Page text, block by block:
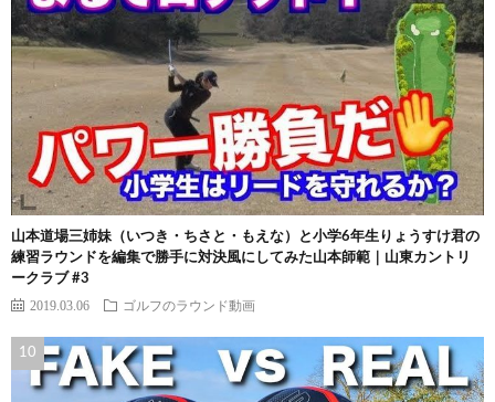
山本道場三姉妹（いつき・ちさと・もえな）と小学6年生りょうすけ君の
練習ラウンドを編集で勝手に対決風にしてみた山本師範｜山東カントリ
ークラブ #3
2019.03.06 ゴルフのラウンド動画